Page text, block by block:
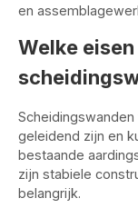
en
Welke
geleidend zijn en
bestaande
zijn stabiele
belangrijk.